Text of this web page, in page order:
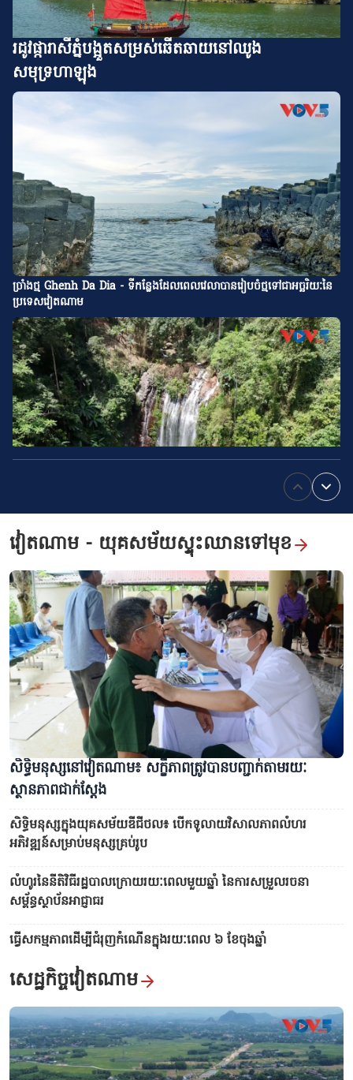
ច្រាំងថ្ម Ghenh Da Dia - ទីកន្លែងដែលពេលវេលាបានរៀបចំថ្មទៅជាអច្ឆរិយៈនៃ
ប្រទេសវៀតណាម
Hiking លុងប៉ាង – ដំណើរ​ឆ្លងកាត់ព្រៃឈើដ៏​ធំល្វឹងល្វើយ
«យុទ្ធនាការ ៥០០ ថ្ងៃទាំងយប់​»៖ បទ​បញ្ជាពីបេះដូងក្នុងដំណើរ​ការស្វែងរក​ឈ្មោះ​វីរៈ​
យុទ្ធជនពលី
ប្រាង្គ​ខាយ​ឌិញ - សញ្ញាសម្គាល់នៃការប្រសព្វគ្នារវាងវប្បធម៌បូព៌ា និងលោកខាងលិច
នៅក្នុងតំបន់​កេរ្តិ៍ដំណែលអតីតរាជធានីហ្វេ
រដូវផ្ការាសីភ្នំបង្អួតសម្រស់ឆើតឆាយនៅឈូង
សមុទ្រហាឡុង
វៀតណាម - យុគសម័យស្ទុះឈានទៅមុខ
សិទ្ធិមនុស្សនៅវៀតណាម៖ សក្ខីភាពត្រូវបានបញ្ជាក់តាមរយៈ
ស្ថានភាពជាក់ស្តែង
សិទ្ធិមនុស្សក្នុងយុគសម័យឌីជីថល៖ បើកទូលាយវិសាលភាពលំហរ
អភិវឌ្ឍន៍សម្រាប់មនុស្សគ្រប់រូប
លំហូរនៃនីតិវិធីរដ្ឋបាលក្រោយរយៈពេលមួយឆ្នាំ នៃការសម្រួលរចនា
សម្ព័ន្ធស្ថាប័នអាជ្ញាធរ
ធ្វើ​សកម្មភាពដើម្បីជំរុញកំណើនក្នុងរយៈពេល ៦ ខែ​ចុងឆ្នាំ
សេដ្ឋកិច្ចវៀតណាម